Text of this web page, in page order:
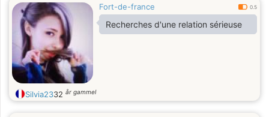
Fort-de-france 0.5
Recherches d'une relation sérieuse
Silvia2332 år gammel